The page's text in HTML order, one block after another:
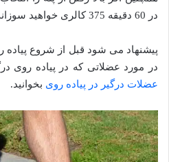
در 60 دقیقه 375 کالری خواهید سوزاند.
پیشنهاد می شود قبل از شروع پیاده
در مورد عضلاتی که در پیاده روی
عضلات درگیر در پیاده روی بخوانید.